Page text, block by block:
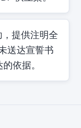
提供注明全
送达宣誓书
依据。